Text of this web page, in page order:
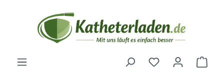
Zum Hauptinhalt springen
Du hast 0